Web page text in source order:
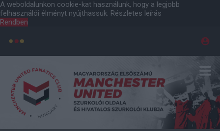
A weboldalunkon cookie-kat használunk, hogy a legjobb
felhasználói élményt nyújthassuk. Részletes leírás
Rendben